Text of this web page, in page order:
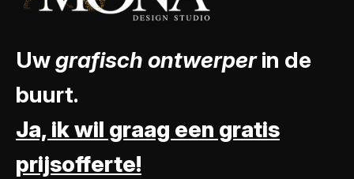
Uwgrafisch ontwerperin de
buurt.
Ja, ik wil graag een gratis
prijsofferte!